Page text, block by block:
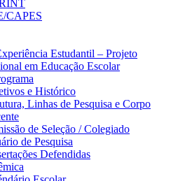
CAPES
Estudantil – Projeto
em Educação Escolar
e Histórico
Linhas de Pesquisa e Corpo
de Seleção / Colegiado
de Pesquisa
Defendidas